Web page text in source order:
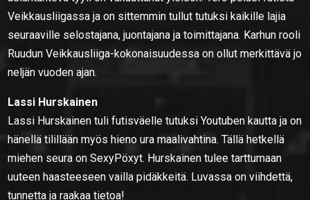
Veikkausliigassa ja on sittemmin tullut tutuksi kaikille lajia
seuraaville selostajana, juontajana ja toimittajana. Karhun rooli
Ruudun Veikkausliiga-kokonaisuudessa on ollut merkittävä jo
neljän vuoden ajan.
Lassi Hurskainen
Lassi Hurskainen tuli futisväelle tutuksi Youtuben kautta ja on
hänellä tilillään myös hieno ura maalivahtina. Tällä hetkellä
miehen seura on SexyPöxyt. Hurskainen tulee tarttumaan
uuteen haasteeseen vailla pidäkkeitä. Luvassa on viihdettä,
tunnetta ja raakaa tietoa!